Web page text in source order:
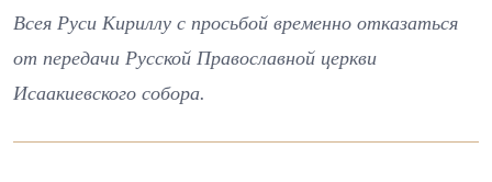
Всея Руси Кириллу с просьбой временно отказаться
от передачи Русской Православной церкви
Исаакиевского собора.